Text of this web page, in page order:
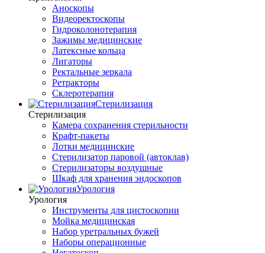
Аноскопы
Видеоректоскопы
Гидроколонотерапия
Зажимы медицинские
Латексные кольца
Лигаторы
Ректальные зеркала
Ретракторы
Склеротерапия
Стерилизация
Стерилизация
Камера сохранения стерильности
Крафт-пакеты
Лотки медицинские
Стерилизатор паровой (автоклав)
Стерилизаторы воздушные
Шкаф для хранения эндоскопов
Урология
Урология
Инструменты для цистоскопии
Мойка медицинская
Набор уретральных бужей
Наборы операционные